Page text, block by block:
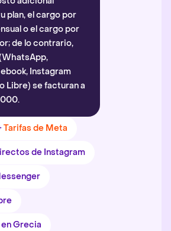
plan, el cargo por
o el cargo por
de lo contrario,
Instagram
Libre) se facturan a
Tarifas de Meta
de Instagram
Grecia